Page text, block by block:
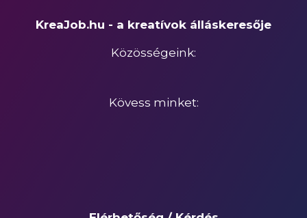
KreaJob.hu - a kreatívok álláskeresője
Közösségeink:
Kövess minket: